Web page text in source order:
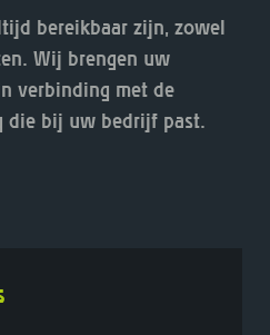
bereikbaar zijn, zowel
Wij brengen uw
verbinding met de
die bij uw bedrijf past.